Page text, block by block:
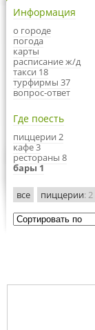
Информация
о городе
погода
карты
расписание ж/д
такси 18
турфирмы 37
вопрос-ответ
Где поесть
пиццерии 2
кафе 3
рестораны 8
бары 1
все пиццерии: 2